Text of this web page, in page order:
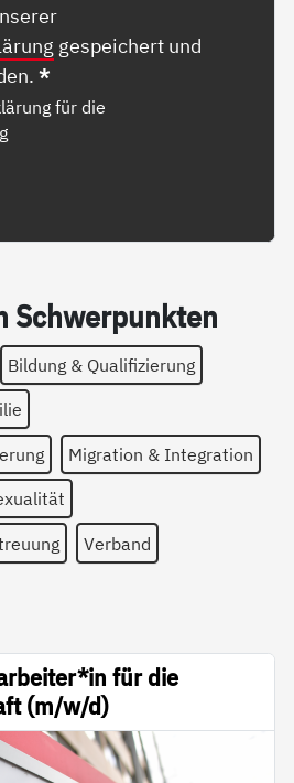
gespeichert und
*
für die
Schwer­­pun­k­­ten
Bildung & Qualifizierung
Migration & Integration
Verband
für die
(m/w/d)